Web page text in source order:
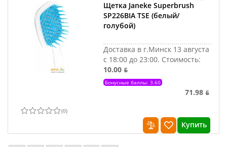
Щетка Janeke Superbrush
SP226BIA TSE (белый/
голубой)
Доставка в г.Минск 13 августа
с 18:00 до 23:00. Стоимость:
10.00 ƃ
Бонусные баллы: 3.60
71.98 ƃ
(0)
Купить